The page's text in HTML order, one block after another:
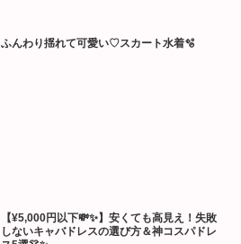
ふんわり揺れて可愛い♡スカート水着🫧
【¥5,000円以下💸✨】安くても高見え！失敗
しないキャバドレスの選び方＆神コスパドレ